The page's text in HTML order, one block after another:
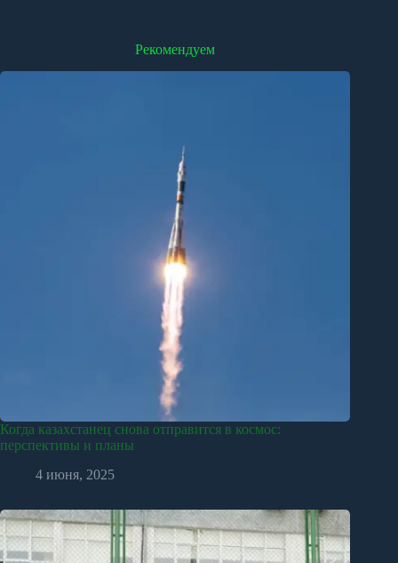
Рекомендуем
Когда казахстанец снова отправится в космос:
перспективы и планы
4 июня, 2025